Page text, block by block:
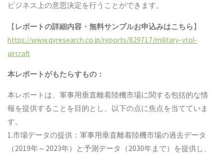
ビジネス上の意思決定を行うことができます。
【 レポートの詳細内容・無料サンプルお申込みはこちら】
https://www.qyresearch.co.jp/reports/829717/military-vtol-
aircraft
本レポートがもたらすもの：
本レポートは、軍事用垂直離着陸機市場に関する包括的な情
報を提供することを目的とし、以下の点に焦点を当てていま
す。
1.市場データの提供：軍事用垂直離着陸機市場の過去データ
（2019年～2023年）と予測データ（2030年まで）を提供し、